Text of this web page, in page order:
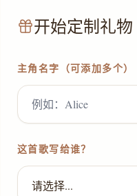
开始定制礼物
主角名字（可添加多个）
这首歌写给谁？